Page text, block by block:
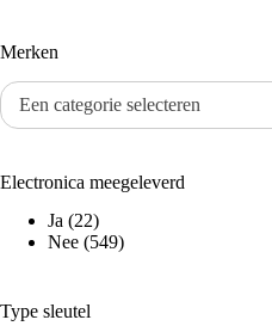
Merken
Een categorie selecteren
Electronica meegeleverd
Ja (22)
Nee (549)
Type sleutel